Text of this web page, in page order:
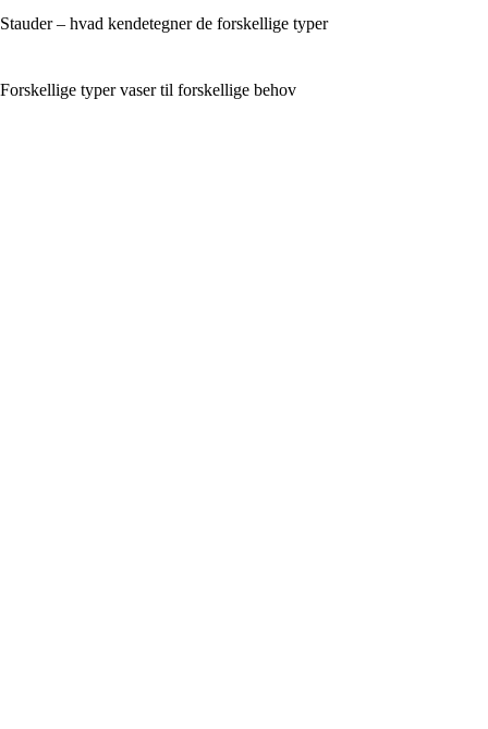
Stauder – hvad kendetegner de forskellige typer
Forskellige typer vaser til forskellige behov